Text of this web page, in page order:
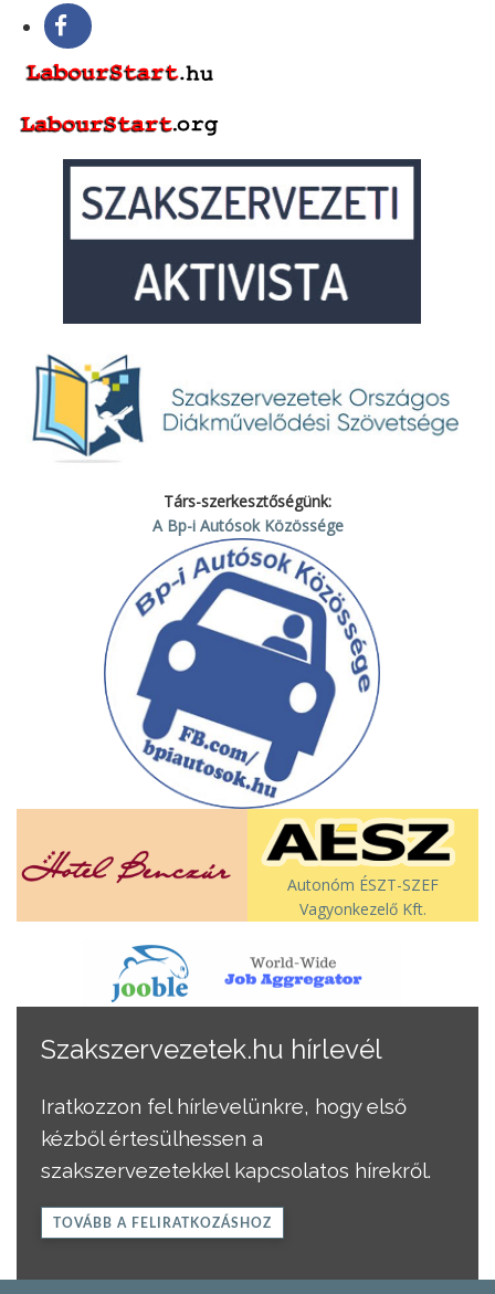
Társ-szerkesztőségünk:
A Bp-i Autósok Közössége
Autonóm ÉSZT-SZEF
Vagyonkezelő Kft.
Szakszervezetek.hu hírlevél
Iratkozzon fel hírlevelünkre, hogy első
kézből értesülhessen a
szakszervezetekkel kapcsolatos hírekről.
TOVÁBB A FELIRATKOZÁSHOZ